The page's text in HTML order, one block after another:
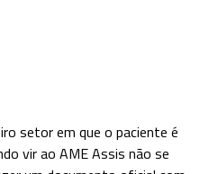
setor em que o paciente é
vir ao AME Assis não se